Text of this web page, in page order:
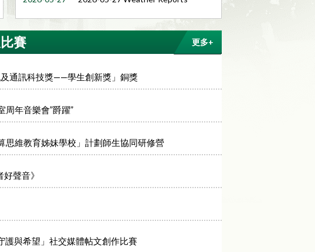
賽
通訊科技獎——學生創新獎」銅獎
周年音樂會”爵躍”
思維教育姊妹學校」計劃師生協同研修營
聲音》
護與希望」社交媒體帖文創作比賽
更多+